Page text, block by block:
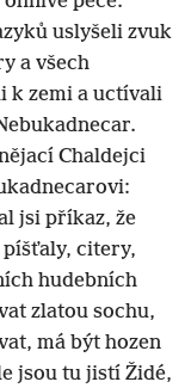
uslyšeli zvuk
a všech
k zemi a uctívali
Chaldejci
jsi příkaz, že
citery,
hudebních
zlatou sochu,
má být hozen
jsou tu jistí Židé,